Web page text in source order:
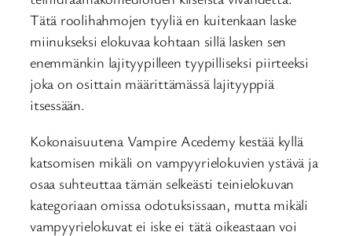
Tätä roolihahmojen tyyliä en kuitenkaan laske
miinukseksi elokuvaa kohtaan sillä lasken sen
enemmänkin lajityypilleen tyypilliseksi piirteeksi
joka on osittain määrittämässä lajityyppiä
itsessään.
Kokonaisuutena Vampire Acedemy kestää kyllä
katsomisen mikäli on vampyyrielokuvien ystävä ja
osaa suhteuttaa tämän selkeästi teinielokuvan
kategoriaan omissa odotuksissaan, mutta mikäli
vampyyrielokuvat ei iske ei tätä oikeastaan voi